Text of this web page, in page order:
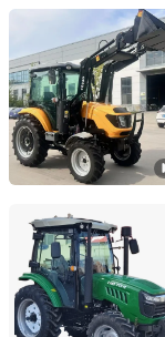
Weifang Yinquan
Shandong,
Shandong
Shandong,